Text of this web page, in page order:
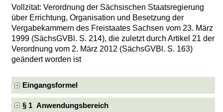
Vollzitat: Verordnung der Sächsischen Staatsregierung
über Errichtung, Organisation und Besetzung der
Vergabekammern des Freistaates Sachsen vom 23. März
1999 (SächsGVBl. S. 214), die zuletzt durch Artikel 21 der
Verordnung vom 2. März 2012 (SächsGVBl. S. 163)
geändert worden ist
Eingangsformel
§ 1 Anwendungsbereich